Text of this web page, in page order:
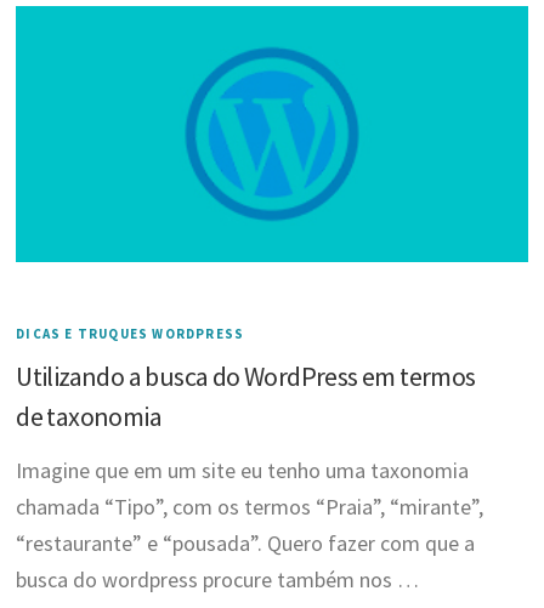
DICAS E TRUQUES WORDPRESS
Utilizando a busca do WordPress em termos
de taxonomia
Imagine que em um site eu tenho uma taxonomia
chamada “Tipo”, com os termos “Praia”, “mirante”,
“restaurante” e “pousada”. Quero fazer com que a
busca do wordpress procure também nos …